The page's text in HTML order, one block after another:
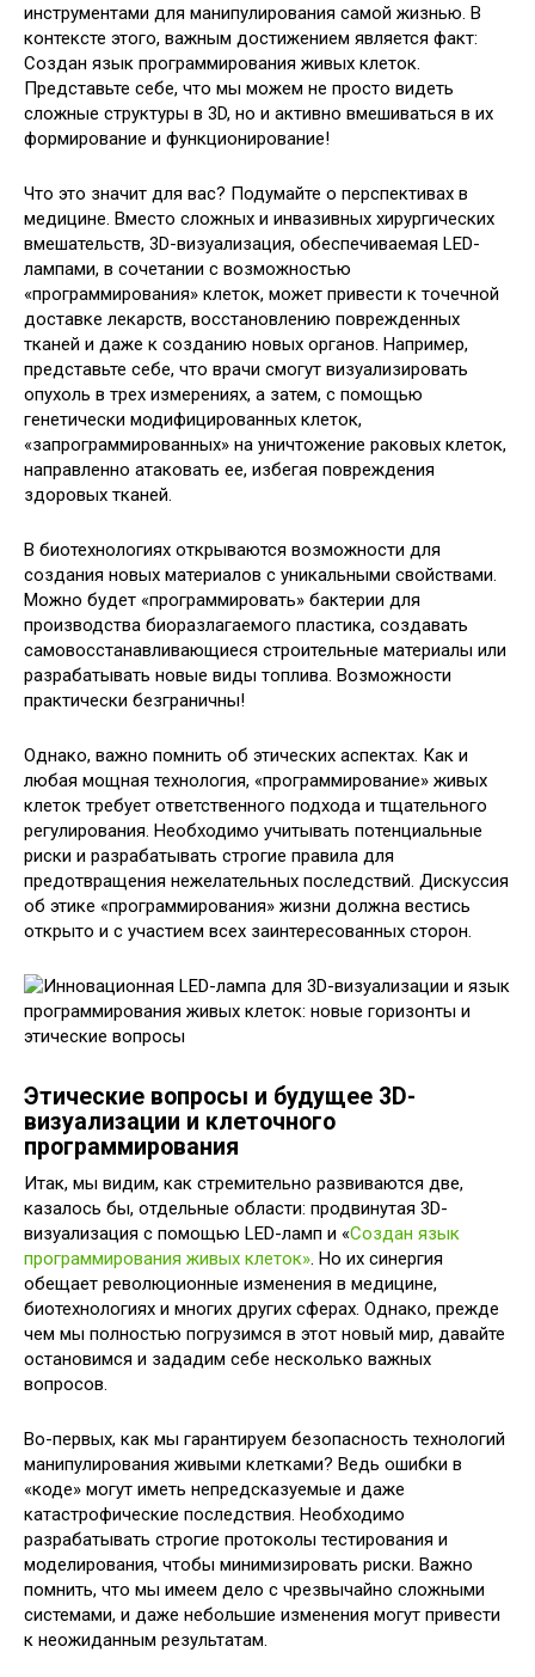
инструментами для манипулирования самой жизнью. В
контексте этого, важным достижением является факт:
Создан язык программирования живых клеток.
Представьте себе, что мы можем не просто видеть
сложные структуры в 3D, но и активно вмешиваться в их
формирование и функционирование!
Что это значит для вас? Подумайте о перспективах в
медицине. Вместо сложных и инвазивных хирургических
вмешательств, 3D-визуализация, обеспечиваемая LED-
лампами, в сочетании с возможностью
«программирования» клеток, может привести к точечной
доставке лекарств, восстановлению поврежденных
тканей и даже к созданию новых органов. Например,
представьте себе, что врачи смогут визуализировать
опухоль в трех измерениях, а затем, с помощью
генетически модифицированных клеток,
«запрограммированных» на уничтожение раковых клеток,
направленно атаковать ее, избегая повреждения
здоровых тканей.
В биотехнологиях открываются возможности для
создания новых материалов с уникальными свойствами.
Можно будет «программировать» бактерии для
производства биоразлагаемого пластика, создавать
самовосстанавливающиеся строительные материалы или
разрабатывать новые виды топлива. Возможности
практически безграничны!
Однако, важно помнить об этических аспектах. Как и
любая мощная технология, «программирование» живых
клеток требует ответственного подхода и тщательного
регулирования. Необходимо учитывать потенциальные
риски и разрабатывать строгие правила для
предотвращения нежелательных последствий. Дискуссия
об этике «программирования» жизни должна вестись
открыто и с участием всех заинтересованных сторон.
Этические вопросы и будущее 3D-
визуализации и клеточного
программирования
Итак, мы видим, как стремительно развиваются две,
казалось бы, отдельные области: продвинутая 3D-
визуализация с помощью LED-ламп и «Создан язык
программирования живых клеток». Но их синергия
обещает революционные изменения в медицине,
биотехнологиях и многих других сферах. Однако, прежде
чем мы полностью погрузимся в этот новый мир, давайте
остановимся и зададим себе несколько важных
вопросов.
Во-первых, как мы гарантируем безопасность технологий
манипулирования живыми клетками? Ведь ошибки в
«коде» могут иметь непредсказуемые и даже
катастрофические последствия. Необходимо
разрабатывать строгие протоколы тестирования и
моделирования, чтобы минимизировать риски. Важно
помнить, что мы имеем дело с чрезвычайно сложными
системами, и даже небольшие изменения могут привести
к неожиданным результатам.